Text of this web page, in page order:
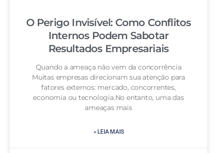
O Perigo Invisível: Como Conflitos
Internos Podem Sabotar
Resultados Empresariais
Quando a ameaça não vem da concorrência
Muitas empresas direcionam sua atenção para
fatores externos: mercado, concorrentes,
economia ou tecnologia.No entanto, uma das
ameaças mais
» LEIA MAIS